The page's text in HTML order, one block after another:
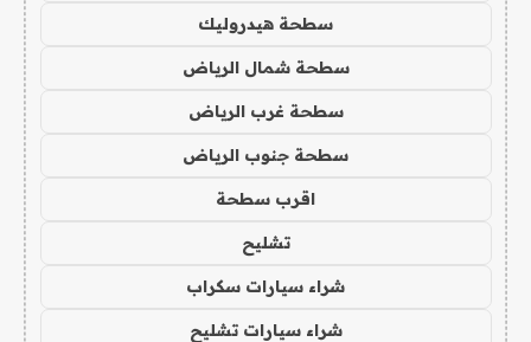
سطحة هيدروليك
سطحة شمال الرياض
سطحة غرب الرياض
سطحة جنوب الرياض
اقرب سطحة
تشليح
شراء سيارات سكراب
شراء سيارات تشليح